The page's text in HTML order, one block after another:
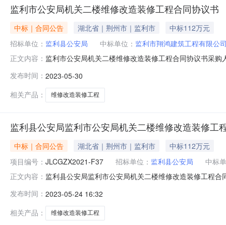
监利市公安局机关二楼维修改造装修工程合同协议书
中标｜合同公告 湖北省｜荆州市｜监利市
中标112万元
招标单位： 监利县公安局 中标单位： 监利市翔鸿建筑工程有限公
正文内容： 监利市公安局机关二楼维修改造装修工程合同协议书采
发布时间： 2023-05-30
相关产品：
维修改造装修工程
监利县公安局监利市公安局机关二楼维修改造装修工
中标｜合同公告 湖北省｜荆州市｜监利市
中标112万元
项目编号： JLCGZX2021-F37 招标单位： 监利县公安局
中标
正文内容： 监利县公安局监利市公安局机关二楼维修改造装修工程
137975505554、供应商（乙方）：监利市翔鸿建筑工
格型号（或服
发布时间： 2023-05-24 16:32
相关产品：
维修改造装修工程